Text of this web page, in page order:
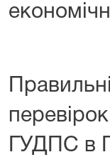
ГУДПС в